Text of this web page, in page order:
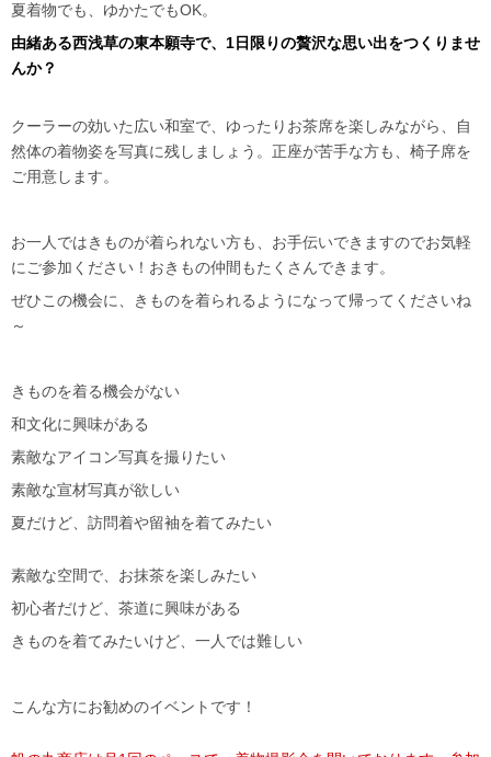
夏着物でも、ゆかたでもOK。
由緒ある西浅草の東本願寺で、1日限りの贅沢な思い出をつくりませ
んか？
クーラーの効いた広い和室で、ゆったりお茶席を楽しみながら、自
然体の着物姿を写真に残しましょう。正座が苦手な方も、椅子席を
ご用意します。
お一人ではきものが着られない方も、お手伝いできますのでお気軽
にご参加ください！おきもの仲間もたくさんできます。
ぜひこの機会に、きものを着られるようになって帰ってくださいね
～
きものを着る機会がない
和文化に興味がある
素敵なアイコン写真を撮りたい
素敵な宣材写真が欲しい
夏だけど、訪問着や留袖を着てみたい
素敵な空間で、お抹茶を楽しみたい
初心者だけど、茶道に興味がある
きものを着てみたいけど、一人では難しい
こんな方にお勧めのイベントです！